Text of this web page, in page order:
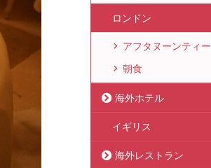
ロンドン
アフタヌーンティー
朝食
海外ホテル
イギリス
海外レストラン